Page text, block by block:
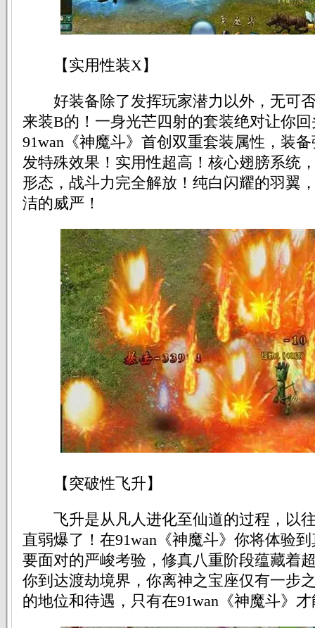
【实用性装X】
好装备除了发挥玩家潜力以外，无可
来装B的！一身光芒四射的套装绝对让你回
91wan《神魔斗》首创双重套装属性，装
发特殊效果！实用性超高！核心翅膀系统
形态，战斗力完全解放！纯白闪耀的羽翼
洁的威严！
【突破性飞升】
飞升是从凡人进化至仙道的过程，以
直弱爆了！在91wan《神魔斗》你将体验
要面对的严峻考验，修真八重阶段蕴藏着
你到达渡劫境界，你离神之宝座仅有一步
的地位和待遇，只有在91wan《神魔斗》